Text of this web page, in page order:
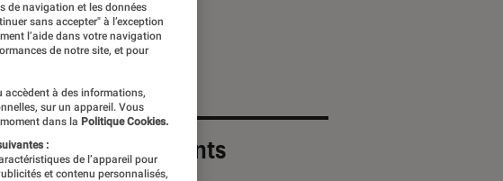
Les plus récents
de navigation et les données
sans accepter" à l’exception
l’aide dans votre navigation
de notre site, et pour
à des informations,
sur un appareil. Vous
dans la Politique Cookies.
:
de l’appareil pour
et contenu personnalisés,